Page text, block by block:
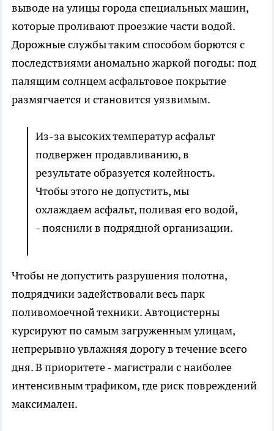
выводе на улицы города специальных машин,
которые проливают проезжие части водой.
Дорожные службы таким способом борются с
последствиями аномально жаркой погоды: под
палящим солнцем асфальтовое покрытие
размягчается и становится уязвимым.
Из-за высоких температур асфальт
подвержен продавливанию, в
результате образуется колейность.
Чтобы этого не допустить, мы
охлаждаем асфальт, поливая его водой,
- пояснили в подрядной организации.
Чтобы не допустить разрушения полотна,
подрядчики задействовали весь парк
поливомоечной техники. Автоцистерны
курсируют по самым загруженным улицам,
непрерывно увлажняя дорогу в течение всего
дня. В приоритете - магистрали с наиболее
интенсивным трафиком, где риск повреждений
максимален.